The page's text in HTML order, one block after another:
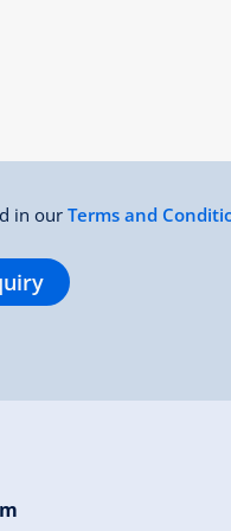
in our Terms and